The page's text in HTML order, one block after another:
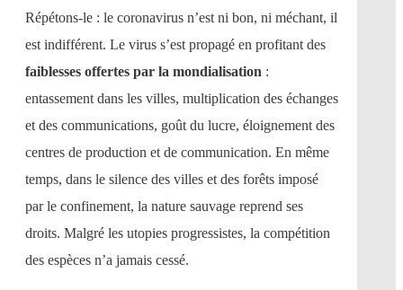
Répétons-le : le coronavirus n’est ni bon, ni méchant, il
est indifférent. Le virus s’est propagé en profitant des
faiblesses offertes par la mondialisation :
entassement dans les villes, multiplication des échanges
et des communications, goût du lucre, éloignement des
centres de production et de communication. En même
temps, dans le silence des villes et des forêts imposé
par le confinement, la nature sauvage reprend ses
droits. Malgré les utopies progressistes, la compétition
des espèces n’a jamais cessé.